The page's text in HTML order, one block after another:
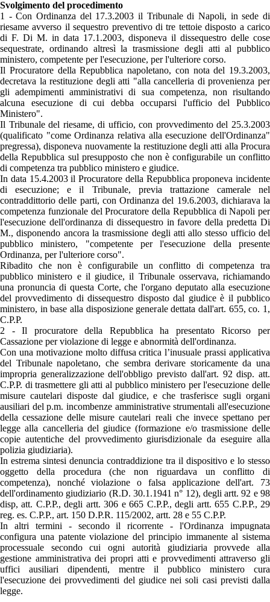
Svolgimento del procedimento
1 - Con Ordinanza del 17.3.2003 il Tribunale di Napoli, in sede di
riesame avverso il sequestro preventivo di tre tettoie disposto a carico
di F. Di M. in data 17.1.2003, disponeva il dissequestro delle cose
sequestrate, ordinando altresì la trasmissione degli atti al pubblico
ministero, competente per l'esecuzione, per l'ulteriore corso.
Il Procuratore della Repubblica napoletano, con nota del 19.3.2003,
decretava la restituzione degli atti "alla cancelleria di provenienza per
gli adempimenti amministrativi di sua competenza, non risultando
alcuna esecuzione di cui debba occuparsi l'ufficio del Pubblico
Ministero".
Il Tribunale del riesame, di ufficio, con provvedimento del 25.3.2003
(qualificato "come Ordinanza relativa alla esecuzione dell'Ordinanza"
pregressa), disponeva nuovamente la restituzione degli atti alla Procura
della Repubblica sul presupposto che non è configurabile un conflitto
di competenza tra pubblico ministero e giudice.
In data 15.4.2003 il Procuratore della Repubblica proponeva incidente
di esecuzione; e il Tribunale, previa trattazione camerale nel
contraddittorio delle parti, con Ordinanza del 19.6.2003, dichiarava la
competenza funzionale del Procuratore della Repubblica di Napoli per
l'esecuzione dell'ordinanza di dissequestro in favore della predetta Di
M., disponendo ancora la trasmissione degli atti allo stesso ufficio del
pubblico ministero, "competente per l'esecuzione della presente
Ordinanza, per l'ulteriore corso".
Ribadito che non è configurabile un conflitto di competenza tra
pubblico ministero e il giudice, il Tribunale osservava, richiamando
una pronuncia di questa Corte, che l'organo deputato alla esecuzione
del provvedimento di dissequestro disposto dal giudice è il pubblico
ministero, in base alla disposizione generale dettata dall'art. 655, co. 1,
C.P.P.
2 - Il procuratore della Repubblica ha presentato Ricorso per
Cassazione per violazione di legge e abnormità dell'ordinanza.
Con una motivazione molto diffusa critica l’inusuale prassi applicativa
del Tribunale napoletano, che sembra derivare storicamente da una
impropria generalizzazione dell'obbligo previsto dall'art. 92 disp. att.
C.P.P. di trasmettere gli atti al pubblico ministero per l'esecuzione delle
misure cautelari disposte dal giudice, e che trasferisce sugli organi
ausiliari del p.m. incombenze amministrative strumentali all'esecuzione
della cessazione delle misure cautelari reali che invece spettano per
legge alla cancelleria del giudice (formazione e/o trasmissione delle
copie autentiche del provvedimento giurisdizionale da eseguire alla
polizia giudiziaria).
In estrema sintesi denuncia contraddizione tra il dispositivo e lo stesso
oggetto della procedura (che non riguardava un conflitto di
competenza), nonché violazione o falsa applicazione dell'art. 73
dell'ordinamento giudiziario (R.D. 30.1.1941 n° 12), degli artt. 92 e 98
disp, att. C.P.P., degli artt. 306 e 665 C.P.P., degli artt. 655 C.P.P., 29
reg. es. C.P.P., art. 150 D.P.R. 115/2002, artt. 28 e 55 C.P.P.
In altri termini - secondo il ricorrente - l'Ordinanza impugnata
configura una patente violazione del principio immanente al sistema
processuale secondo cui ogni autorità giudiziaria provvede alla
gestione amministrativa dei propri atti e provvedimenti attraverso gli
uffici ausiliari dipendenti, mentre il pubblico ministero cura
l'esecuzione dei provvedimenti del giudice nei soli casi previsti dalla
legge.